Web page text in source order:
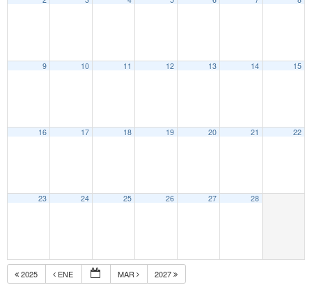
9 10 11 12 13 14 15
16 17 18 19 20 21 22
23 24 25 26 27 28
2025 ENE MAR 2027